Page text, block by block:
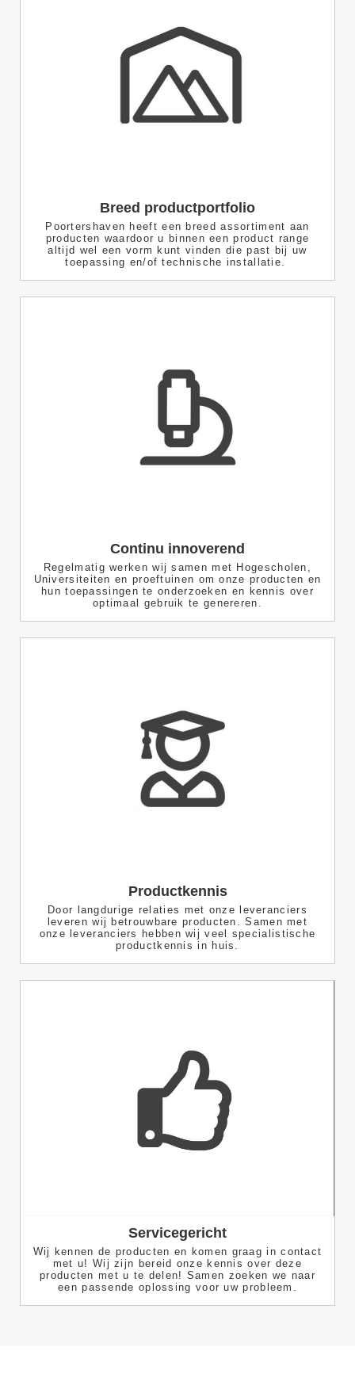
Breed productportfolio
Poortershaven heeft een breed assortiment aan
producten waardoor u binnen een product range
altijd wel een vorm kunt vinden die past bij uw
toepassing en/of technische installatie.
Continu innoverend
Regelmatig werken wij samen met Hogescholen,
Universiteiten en proeftuinen om onze producten en
hun toepassingen te onderzoeken en kennis over
optimaal gebruik te genereren.
Productkennis
Door langdurige relaties met onze leveranciers
leveren wij betrouwbare producten. Samen met
onze leveranciers hebben wij veel specialistische
productkennis in huis.
Servicegericht
Wij kennen de producten en komen graag in contact
met u! Wij zijn bereid onze kennis over deze
producten met u te delen! Samen zoeken we naar
een passende oplossing voor uw probleem.